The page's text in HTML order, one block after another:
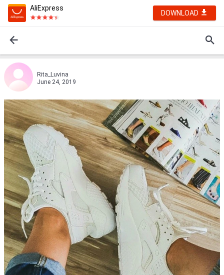
AliExpress
DOWNLOAD
Ritа_Luvina
June 24, 2019